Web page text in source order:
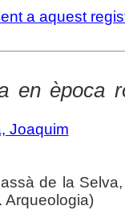
a aquest
en època
Joaquim
de la
. Arqueologia)